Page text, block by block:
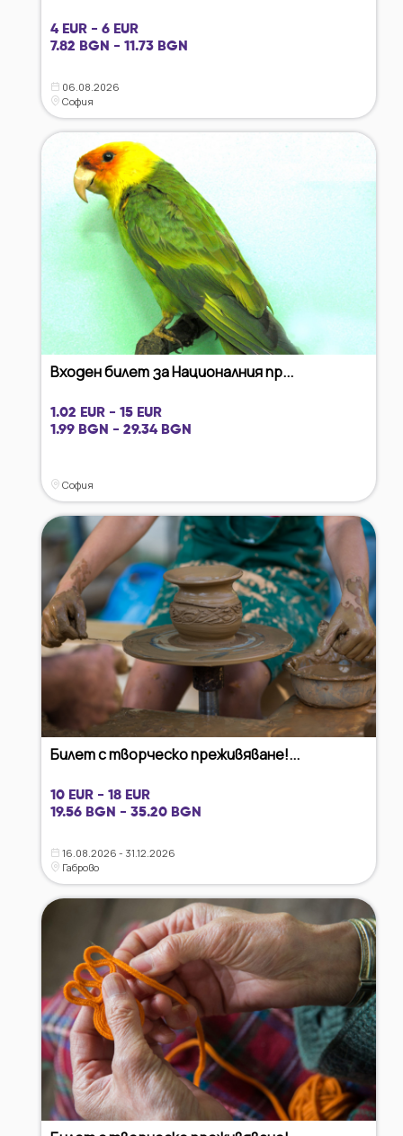
4 EUR - 6 EUR
7.82 BGN - 11.73 BGN
06.08.2026
София
Входен билет за Националния пр...
1.02 EUR - 15 EUR
1.99 BGN - 29.34 BGN
София
Билет с творческо преживяване!...
10 EUR - 18 EUR
19.56 BGN - 35.20 BGN
16.08.2026 - 31.12.2026
Габрово